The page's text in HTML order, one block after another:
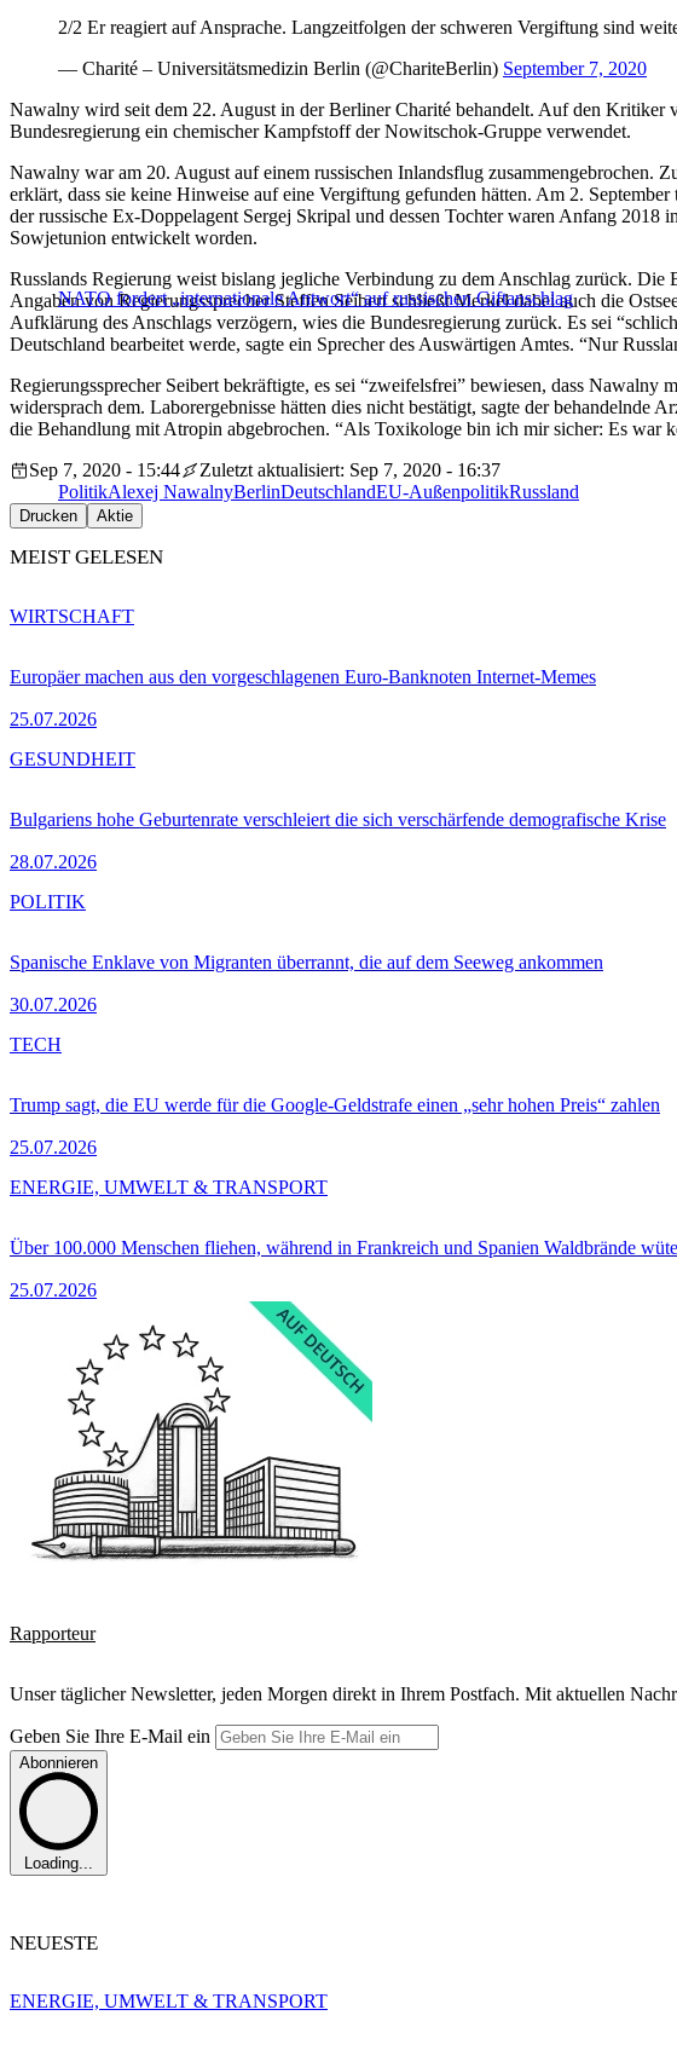
2/2 Er reagiert auf Ansprache. Langzeitfolgen der schweren Vergiftung sind
— Charité – Universitätsmedizin Berlin (@ChariteBerlin) September 7, 2020
Nawalny wird seit dem 22. August in der Berliner Charité behandelt. Auf den Kritiker
Bundesregierung ein chemischer Kampfstoff der Nowitschok-Gruppe verwendet.
Nawalny war am 20. August auf einem russischen Inlandsflug zusammengebrochen.
erklärt, dass sie keine Hinweise auf eine Vergiftung gefunden hätten. Am 2.
der russische Ex-Doppelagent Sergej Skripal und dessen Tochter waren Anfang
Sowjetunion entwickelt worden.
NATO fordert „internationale Antwort“ auf russischen Giftanschlag
Russlands Regierung weist bislang jegliche Verbindung zu dem Anschlag zurück.
Angaben von Regierungssprecher Steffen Seibert schließt Merkel dabei auch die
Aufklärung des Anschlags verzögern, wies die Bundesregierung zurück. Es sei
Deutschland bearbeitet werde, sagte ein Sprecher des Auswärtigen Amtes. “Nur
Regierungssprecher Seibert bekräftigte, es sei “zweifelsfrei” bewiesen, dass
widersprach dem. Laborergebnisse hätten dies nicht bestätigt, sagte der behandelnde
die Behandlung mit Atropin abgebrochen. “Als Toxikologe bin ich mir sicher: Es war
Sep 7, 2020 - 15:44
Zuletzt aktualisiert: Sep 7, 2020 - 16:37
PolitikAlexej NawalnyBerlinDeutschlandEU-AußenpolitikRussland
Drucken Aktie
MEIST GELESEN
Europäer machen aus den vorgeschlagenen Euro-Banknoten Internet-Memes
25.07.2026
WIRTSCHAFT
Bulgariens hohe Geburtenrate verschleiert die sich verschärfende demografische Krise
28.07.2026
GESUNDHEIT
Spanische Enklave von Migranten überrannt, die auf dem Seeweg ankommen
30.07.2026
POLITIK
Trump sagt, die EU werde für die Google-Geldstrafe einen „sehr hohen Preis“ zahlen
25.07.2026
TECH
Über 100.000 Menschen fliehen, während in Frankreich und Spanien Waldbrände
25.07.2026
ENERGIE, UMWELT & TRANSPORT
Rapporteur
Unser täglicher Newsletter, jeden Morgen direkt in Ihrem Postfach. Mit aktuellen
Geben Sie Ihre E-Mail ein
Abonnieren
Loading...
NEUESTE
ENERGIE, UMWELT & TRANSPORT